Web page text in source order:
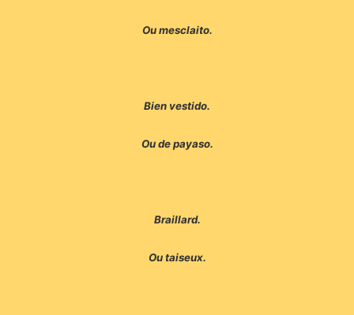
Ou mesclaito.
Bien vestido.
Ou de payaso.
Braillard.
Ou taiseux.